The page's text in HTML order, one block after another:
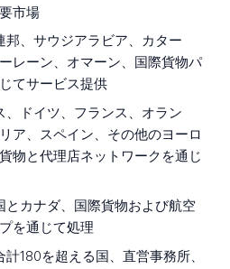
市場
邦、サウジアラビア、カター
レーン、オマーン、国際貨物パ
てサービス提供
、ドイツ、フランス、オラン
ア、スペイン、その他のヨーロ
物と代理店ネットワークを通じ
とカナダ、国際貨物および航空
を通じて処理
計180を超える国、直営事務所、